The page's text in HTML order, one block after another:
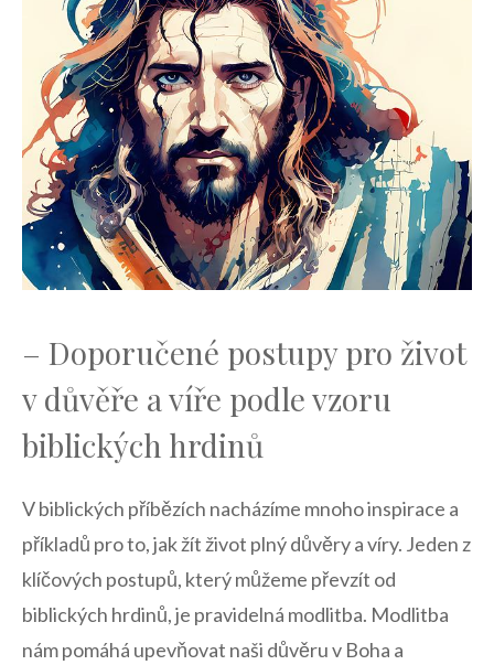
– Doporučené postupy pro život
v důvěře a víře podle vzoru
biblických hrdinů
V biblických příbězích nacházíme mnoho inspirace a
příkladů pro to, jak žít život plný důvěry a víry. Jeden z
klíčových postupů, který můžeme převzít od
biblických hrdinů, je pravidelná modlitba. Modlitba
nám pomáhá upevňovat naši důvěru v Boha a